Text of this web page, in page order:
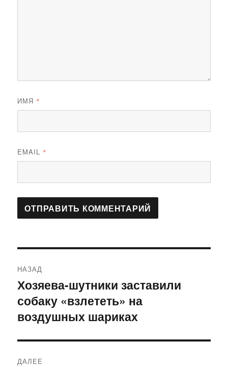
ИМЯ *
EMAIL *
по
записям
НАЗАД
Предыдущая
запись:
Хозяева-шутники заставили
собаку «взлететь» на
воздушных шариках
ДАЛЕЕ